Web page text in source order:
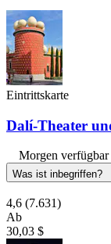
Eintrittskarte
Dalí-Theater
Morgen verfügbar
Was ist inbegriffen?
4,6 (7.631)
Ab
30,03 $